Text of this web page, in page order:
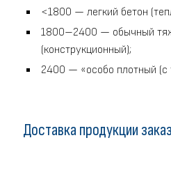
<1800 — легкий бетон
1800–2400 — обычный
(конструкционный);
2400 — «особо плотный
Доставка продукции